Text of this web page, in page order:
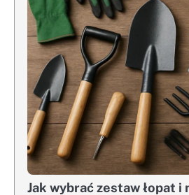
Jak wybrać zestaw łopat i